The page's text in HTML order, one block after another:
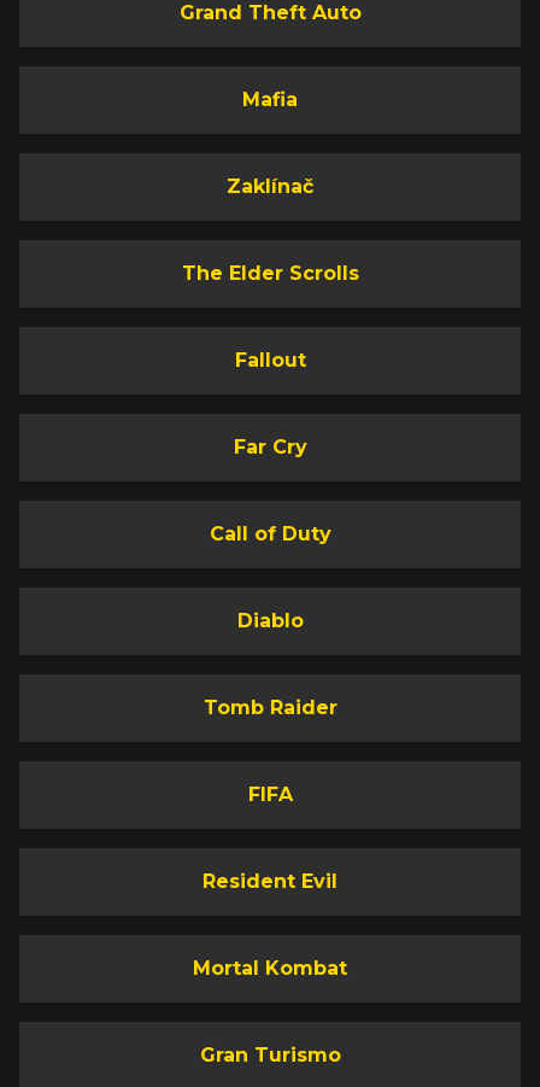
Grand Theft Auto
Mafia
Zaklínač
The Elder Scrolls
Fallout
Far Cry
Call of Duty
Diablo
Tomb Raider
FIFA
Resident Evil
Mortal Kombat
Gran Turismo